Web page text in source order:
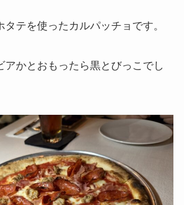
テを使ったカルパッチョです。
アかとおもったら黒とびっこでし